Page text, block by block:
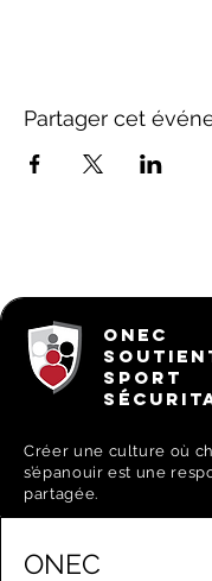
Partager cet
ONEC
SPORT
Créer une culture où
s’épanouir est une
partagée.
ONEC